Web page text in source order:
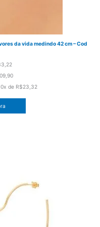
da vida medindo 42 cm – Cod
O
preço
atual
é:
de R$23,32